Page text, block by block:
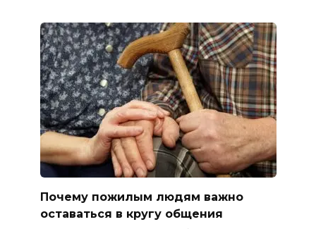
Почему пожилым людям важно
оставаться в кругу общения